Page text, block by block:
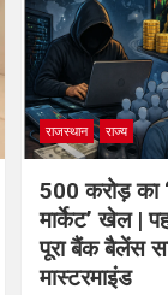
राजस्थान राज्य
500 करोड़ का
मार्केट’ खेल |
पूरा बैंक बैलेंस
मास्टरमाइंड